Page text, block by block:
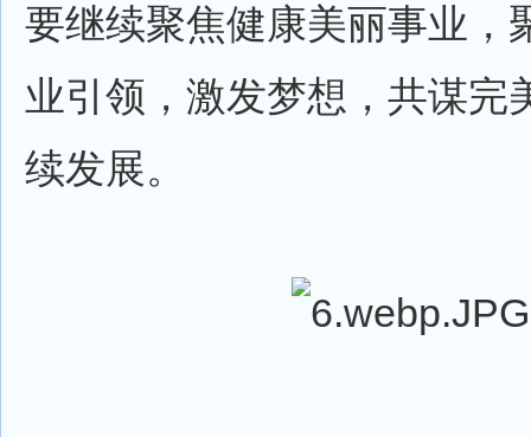
要继续聚焦健康美丽事业，
业引领，激发梦想，共谋完
续发展。